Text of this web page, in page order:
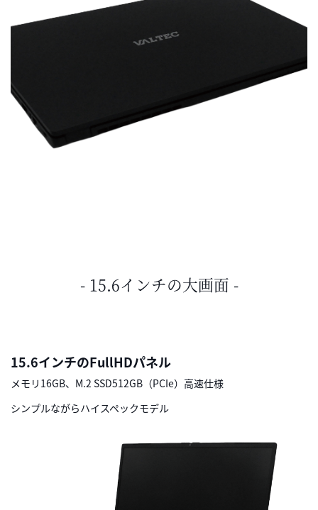
- 15.6インチの大画面 -
15.6インチのFullHDパネル
メモリ16GB、M.2 SSD512GB（PCIe）高速仕様
シンプルながらハイスペックモデル